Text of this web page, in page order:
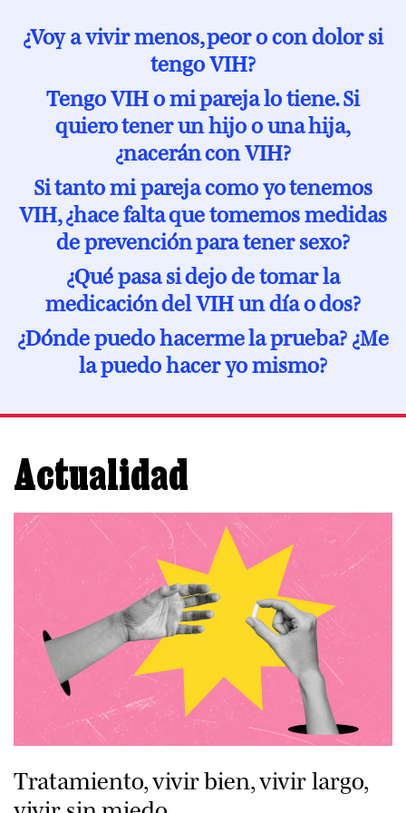
¿Voy a vivir menos, peor o con dolor si
tengo VIH?
Tengo VIH o mi pareja lo tiene. Si
quiero tener un hijo o una hija,
¿nacerán con VIH?
Si tanto mi pareja como yo tenemos
VIH, ¿hace falta que tomemos medidas
de prevención para tener sexo?
¿Qué pasa si dejo de tomar la
medicación del VIH un día o dos?
¿Dónde puedo hacerme la prueba? ¿Me
la puedo hacer yo mismo?
Actualidad
Tratamiento, vivir bien, vivir largo,